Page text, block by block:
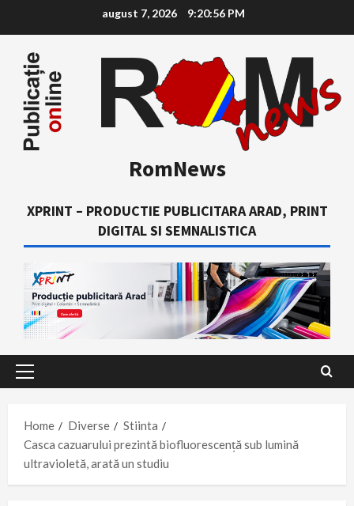
content
august 7, 2026 9:20:57 PM
RomNews
XPRINT – PRODUCTIE PUBLICITARA ARAD, PRINT
DIGITAL SI SEMNALISTICA
Primary
Home
Diverse
Stiinta
Casca cazuarului prezintă biofluorescență sub lumină
ultravioletă, arată un studiu